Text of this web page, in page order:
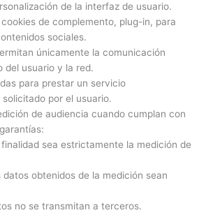
de la interfaz de usuario.
de complemento, plug-in, para
sociales.
únicamente la comunicación
del usuario y la red.
para prestar un servicio
por el usuario.
de audiencia cuando cumplan con
sea estrictamente la medición de
datos obtenidos de la medición sean
no se transmitan a terceros.